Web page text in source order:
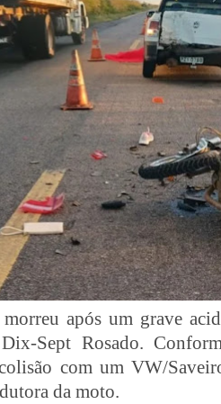
após um grave
Sept Rosado.
com um VW/
da moto.